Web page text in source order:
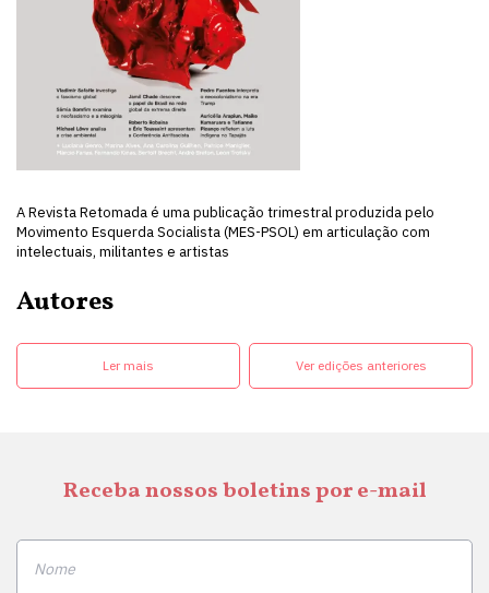
A Revista Retomada é uma publicação trimestral produzida pelo
Movimento Esquerda Socialista (MES-PSOL) em articulação com
intelectuais, militantes e artistas
Autores
Ler mais Ver edições anteriores
Receba nossos boletins por e-mail